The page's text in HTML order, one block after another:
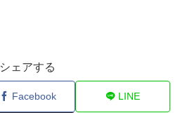
シェアする
Facebook LINE